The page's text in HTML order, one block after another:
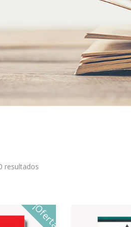
resultados
¡Oferta!